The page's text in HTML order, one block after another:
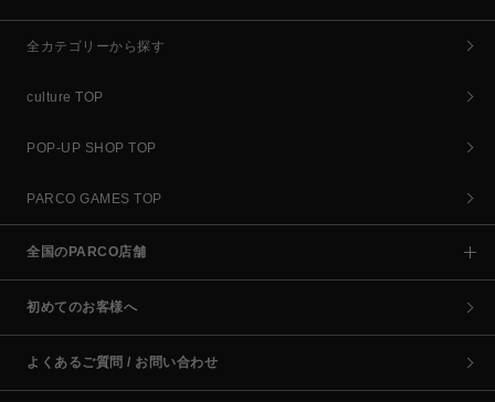
全カテゴリーから探す
culture TOP
POP-UP SHOP TOP
PARCO GAMES TOP
全国のPARCO店舗
初めてのお客様へ
よくあるご質問 / お問い合わせ